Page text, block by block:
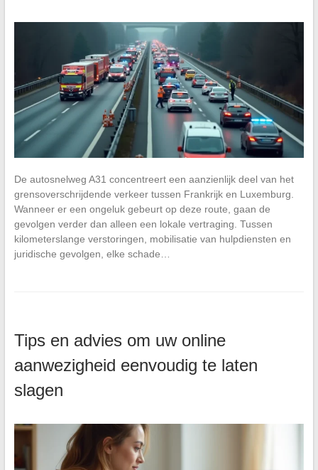
De autosnelweg A31 concentreert een aanzienlijk deel van het
grensoverschrijdende verkeer tussen Frankrijk en Luxemburg.
Wanneer er een ongeluk gebeurt op deze route, gaan de
gevolgen verder dan alleen een lokale vertraging. Tussen
kilometerslange verstoringen, mobilisatie van hulpdiensten en
juridische gevolgen, elke schade…
Tips en advies om uw online
aanwezigheid eenvoudig te laten
slagen